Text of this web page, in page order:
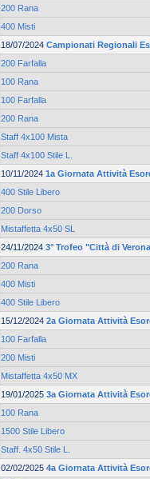
200 Rana
400 Misti
18/07/2024 Campionati Regionali
200 Farfalla
100 Rana
100 Farfalla
200 Rana
Staff 4x100 Mista
Staff 4x100 Stile L.
10/11/2024 1a Giornata Attività
400 Stile Libero
200 Dorso
Mistaffetta 4x50 SL
24/11/2024 3° Trofeo "Città di
200 Rana
400 Misti
400 Stile Libero
15/12/2024 2a Giornata Attività
100 Farfalla
200 Misti
Mistaffetta 4x50 MX
19/01/2025 3a Giornata Attività
100 Rana
1500 Stile Libero
Staff. 4x50 Stile L.
02/02/2025 4a Giornata Attività